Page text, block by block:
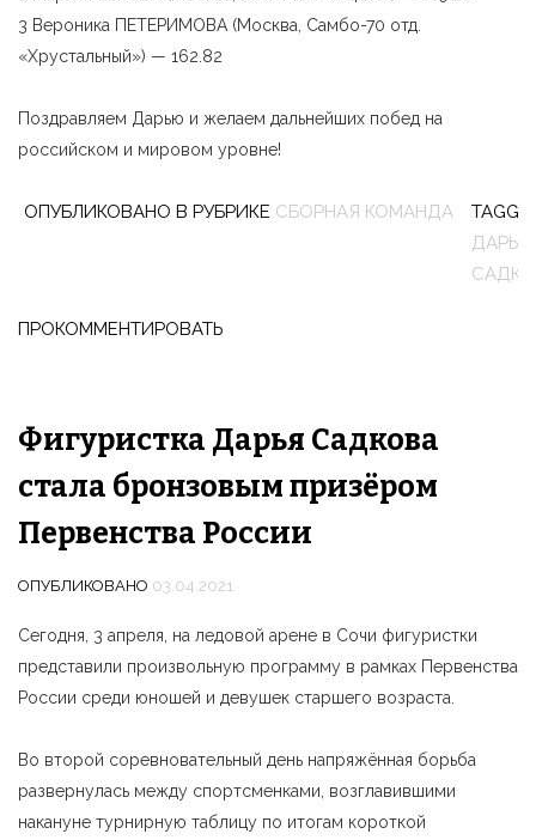
3 Вероника ПЕТЕРИМОВА (Москва, Самбо-70 отд.
«Хрустальный») — 162.82
Поздравляем Дарью и желаем дальнейших побед на
российском и мировом уровне!
ОПУБЛИКОВАНО В РУБРИКЕ СБОРНАЯ КОМАНДА
ДАРЬЯ
ПРОКОММЕНТИРОВАТЬ
Фигуристка Дарья Садкова
стала бронзовым призёром
Первенства России
ОПУБЛИКОВАНО 03.04.2021
Сегодня, 3 апреля, на ледовой арене в Сочи фигуристки
представили произвольную программу в рамках Первенства
России среди юношей и девушек старшего возраста.
Во второй соревновательный день напряжённая борьба
развернулась между спортсменками, возглавившими
накануне турнирную таблицу по итогам короткой